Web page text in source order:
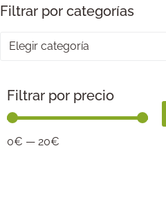
Filtrar por categorías
Elegir categoría
Filtrar por precio
0€ — 20€